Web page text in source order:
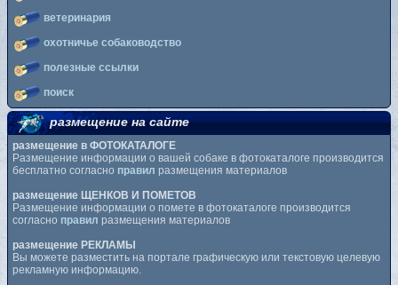
ветеринария
охотничье собаководство
полезные ссылки
поиск
размещение на сайте
размещение в ФОТОКАТАЛОГЕ
Размещение информации о вашей собаке в фотокаталоге производится
бесплатно согласно правил размещения материалов
размещение ЩЕНКОВ И ПОМЕТОВ
Размещение информации о помете в фотокаталоге производится
согласно правил размещения материалов
размещение РЕКЛАМЫ
Вы можете разместить на портале графическую или текстовую целевую
рекламную информацию.